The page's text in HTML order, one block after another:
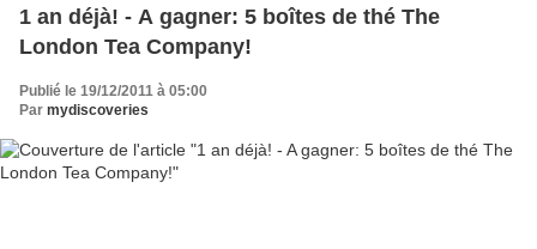
1 an déjà! - A gagner: 5 boîtes de thé The
London Tea Company!
Publié le 19/12/2011 à 05:00
Par mydiscoveries